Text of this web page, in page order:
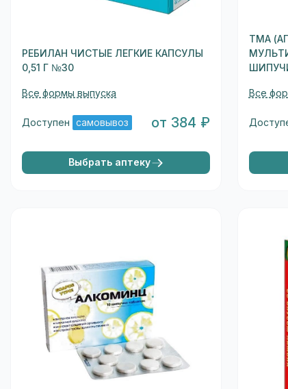
РЕБИЛАН ЧИСТЫЕ ЛЕГКИЕ КАПСУЛЫ
0,51 Г №30
Все формы выпуска
Доступен самовывоз от 384 ₽
Выбрать аптеку
ТМА
Все